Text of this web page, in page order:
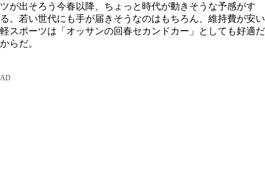
ツが出そろう今春以降、ちょっと時代が動きそうな予感がす
る。若い世代にも手が届きそうなのはもちろん、維持費が安い
軽スポーツは「オッサンの回春セカンドカー」としても好適だ
からだ。